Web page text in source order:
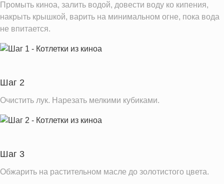
Промыть киноа, залить водой, довести воду ко кипения,
накрыть крышкой, варить на минимальном огне, пока вода
не впитается.
Шаг 2
Очистить лук. Нарезать мелкими кубиками.
Шаг 3
Обжарить на растительном масле до золотистого цвета.